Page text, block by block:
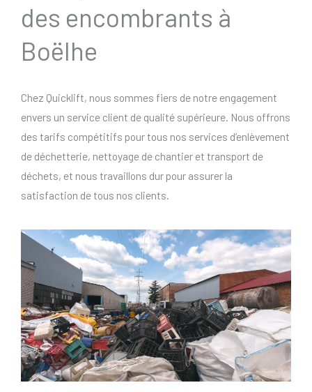
des encombrants à
Boëlhe
Chez Quicklift, nous sommes fiers de notre engagement
envers un service client de qualité supérieure. Nous offrons
des tarifs compétitifs pour tous nos services d’enlèvement
de déchetterie, nettoyage de chantier et transport de
déchets, et nous travaillons dur pour assurer la
satisfaction de tous nos clients.